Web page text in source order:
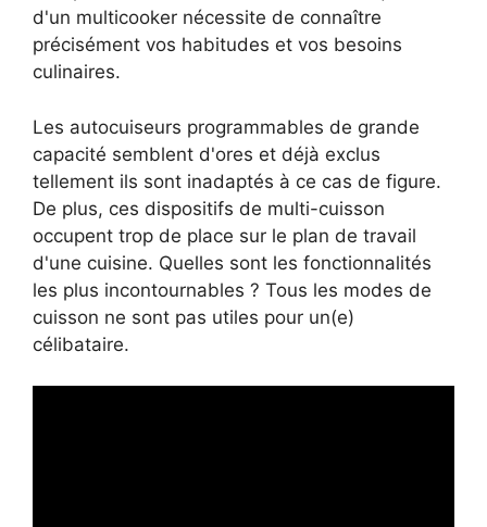
d'un multicooker nécessite de connaître
précisément vos habitudes et vos besoins
culinaires.
Les autocuiseurs programmables de grande
capacité semblent d'ores et déjà exclus
tellement ils sont inadaptés à ce cas de figure.
De plus, ces dispositifs de multi-cuisson
occupent trop de place sur le plan de travail
d'une cuisine. Quelles sont les fonctionnalités
les plus incontournables ? Tous les modes de
cuisson ne sont pas utiles pour un(e)
célibataire.